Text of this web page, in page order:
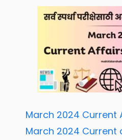
March 2024 Current
March 2024